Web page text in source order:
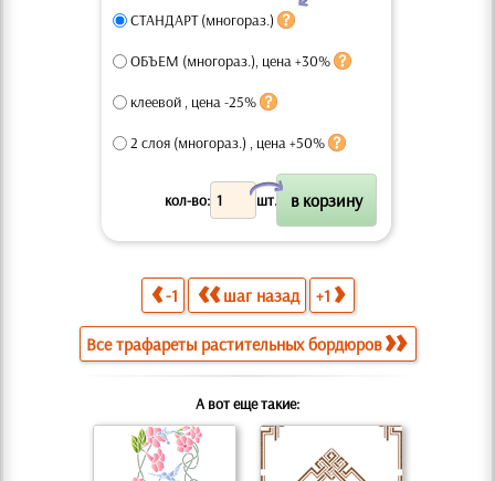
СТАНДАРТ (многораз.)
ОБЪЕМ (многораз.), цена +30%
клеевой , цена -25%
2 слоя (многораз.) , цена +50%
кол-во: шт.
X
-1 шаг назад +1
Все трафареты растительных бордюров
А вот еще такие: